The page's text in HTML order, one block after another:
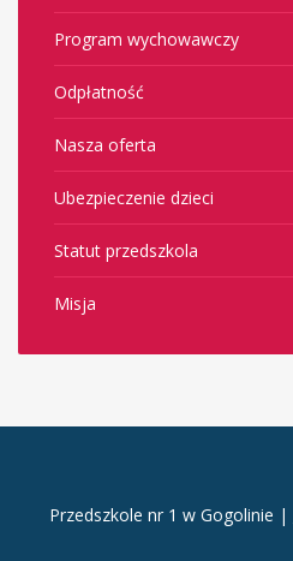
Program wychowawczy
Odpłatność
Nasza oferta
Ubezpieczenie dzieci
Statut przedszkola
Misja
Przedszkole nr 1 w Gogolinie |